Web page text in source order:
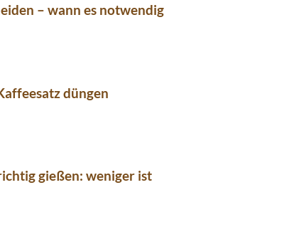
– wann es notwendig
düngen
gießen: weniger ist